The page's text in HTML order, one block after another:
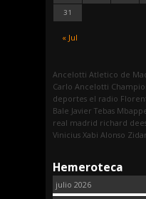
« Jul
31
Ancelotti Atletico de
Carlo Ancelotti
deportes el radio
Bale Javier Tebas
real madrid richard
Vinicius Xabi Alonso
Hemeroteca
julio 2026